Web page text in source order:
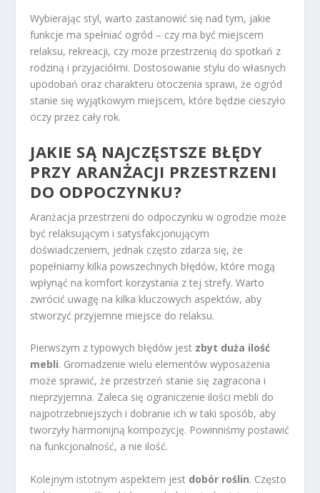
Wybierając styl, warto zastanowić się nad tym, jakie
funkcje ma spełniać ogród – czy ma być miejscem
relaksu, rekreacji, czy może przestrzenią do spotkań z
rodziną i przyjaciółmi. Dostosowanie stylu do własnych
upodobań oraz charakteru otoczenia sprawi, że ogród
stanie się wyjątkowym miejscem, które będzie cieszyło
oczy przez cały rok.
JAKIE SĄ NAJCZĘSTSZE BŁĘDY
PRZY ARANŻACJI PRZESTRZENI
DO ODPOCZYNKU?
Aranżacja przestrzeni do odpoczynku w ogrodzie może
być relaksującym i satysfakcjonującym
doświadczeniem, jednak często zdarza się, że
popełniamy kilka powszechnych błędów, które mogą
wpłynąć na komfort korzystania z tej strefy. Warto
zwrócić uwagę na kilka kluczowych aspektów, aby
stworzyć przyjemne miejsce do relaksu.
Pierwszym z typowych błędów jest zbyt duża ilość
mebli. Gromadzenie wielu elementów wyposażenia
może sprawić, że przestrzeń stanie się zagracona i
nieprzyjemna. Zaleca się ograniczenie ilości mebli do
najpotrzebniejszych i dobranie ich w taki sposób, aby
tworzyły harmonijną kompozycję. Powinniśmy postawić
na funkcjonalność, a nie ilość.
Kolejnym istotnym aspektem jest dobór roślin. Często